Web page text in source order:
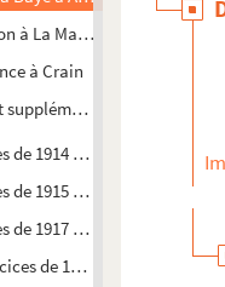
à La Mance
à Crain
supplémentaire et
1914 à 1915
1915 à 1917
1917 à 1918
de 1918 à 1919